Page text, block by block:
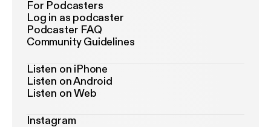
For Podcasters
Log in as podcaster
Podcaster FAQ
Community Guidelines
Listen on iPhone
Listen on Android
Listen on Web
Instagram